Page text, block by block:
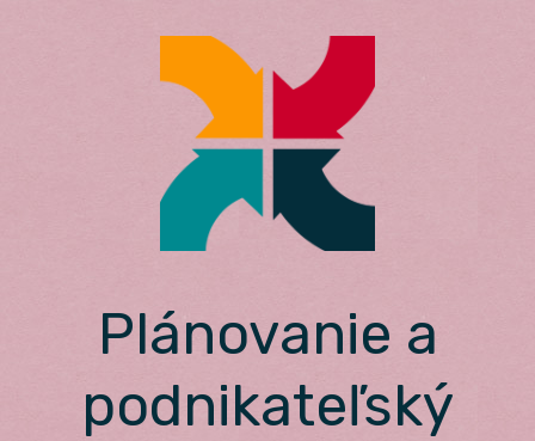
Plánovanie a
podnikateľský